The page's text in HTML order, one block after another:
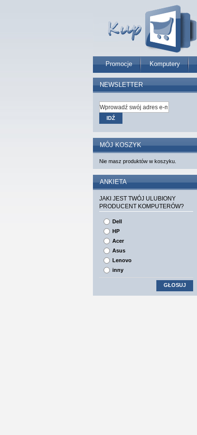
Promocje Komputery
NEWSLETTER
IDŹ
MÓJ KOSZYK
Nie masz produktów w koszyku.
ANKIETA
JAKI JEST TWÓJ ULUBIONY
PRODUCENT KOMPUTERÓW?
Dell
HP
Acer
Asus
Lenovo
inny
GŁOSUJ